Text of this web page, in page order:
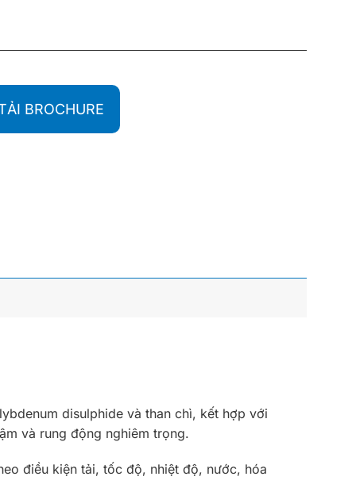
BROCHURE
disulphide và than chì, kết hợp với
và rung động nghiêm trọng.
điều kiện tải, tốc độ, nhiệt độ, nước, hóa